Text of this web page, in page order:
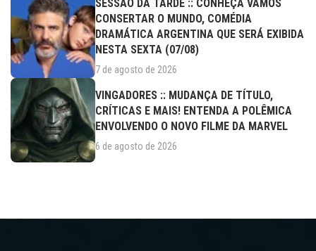
SESSÃO DA TARDE :: CONHEÇA VAMOS
CONSERTAR O MUNDO, COMÉDIA
DRAMÁTICA ARGENTINA QUE SERÁ EXIBIDA
NESTA SEXTA (07/08)
7 de agosto de 2026
VINGADORES :: MUDANÇA DE TÍTULO,
CRÍTICAS E MAIS! ENTENDA A POLÊMICA
ENVOLVENDO O NOVO FILME DA MARVEL
6 de agosto de 2026